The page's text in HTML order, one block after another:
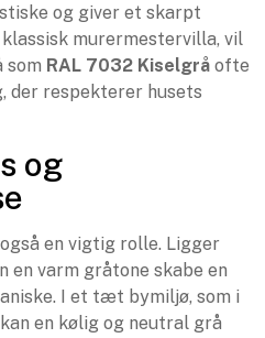
og giver et skarpt
murermestervilla, vil
som RAL 7032 Kiselgrå ofte
der respekterer husets
og
en vigtig rolle. Ligger
en varm gråtone skabe en
I et tæt bymiljø, som i
en kølig og neutral grå